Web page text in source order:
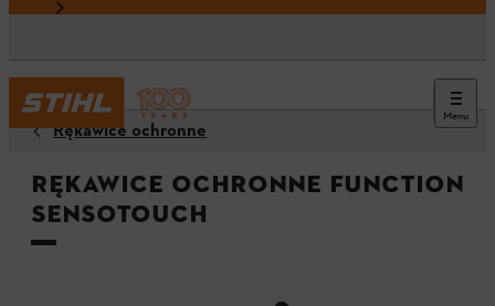
Menu
Rękawice ochronne
Rękawice ochronne FUNCTION
SensoTouch